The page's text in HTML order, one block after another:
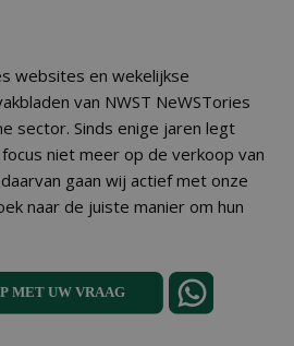
websites en wekelijkse
van NWST NeWSTories
sector. Sinds enige jaren legt
niet meer op de verkoop van
gaan wij actief met onze
naar de juiste manier om hun